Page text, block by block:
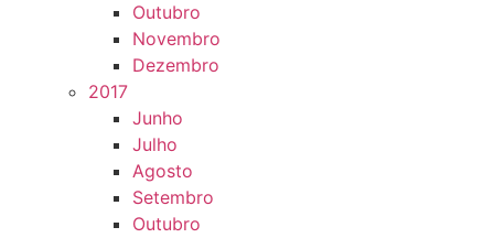
Outubro
Novembro
Dezembro
2017
Junho
Julho
Agosto
Setembro
Outubro